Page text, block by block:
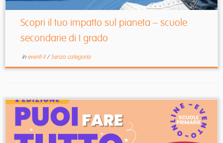
Scopri il tuo impatto sul pianeta – scuole
secondarie di I grado
in eventi it/Senza categoria